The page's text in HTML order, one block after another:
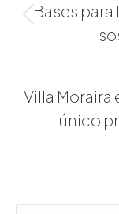
Bases
Villa Moraira
único